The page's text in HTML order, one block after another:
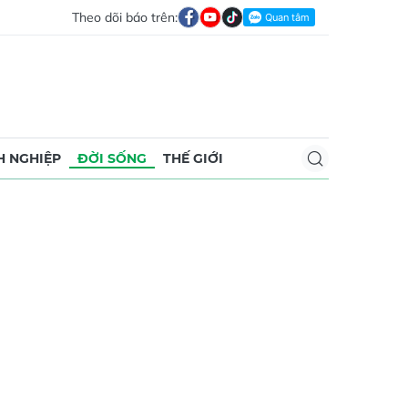
Theo dõi báo trên:
NGHIỆP ĐỜI SỐNG THẾ GIỚI